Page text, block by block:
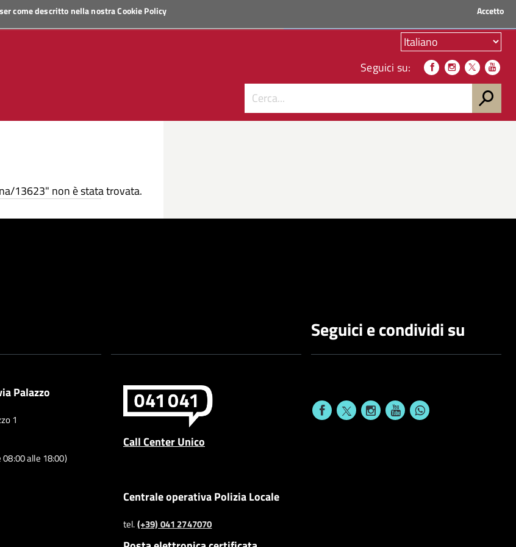
come descritto nella nostraCookie Policy Accetto
Seguici su:
13623" non è stata trovata.
Palazzo
1
08:00 alle 18:00)
Call Center Unico
Centrale operativa Polizia Locale
tel.(+39) 041 2747070
Seguici e condividi su